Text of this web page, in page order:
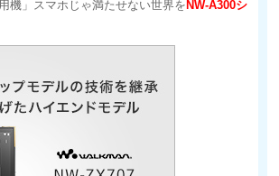
機」スマホじゃ満たせない世界を NW-A300シ